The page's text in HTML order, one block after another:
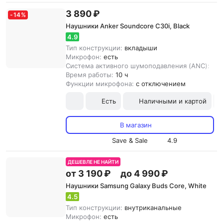
-14% 3 890 ₽
Наушники Anker Soundcore C30i, Black
4.9
Тип конструкции: вкладыши
Микрофон: есть
Система активного шумоподавления (ANC):
Время работы: 10 ч
Функции микрофона: с отключением
Есть Наличными и картой
В магазин
Save & Sale
4.9
ДЕШЕВЛЕ НЕ НАЙТИ
от 3 190 ₽ до 4 990 ₽
Наушники Samsung Galaxy Buds Core, White
4.5
Тип конструкции: внутриканальные
Микрофон: есть